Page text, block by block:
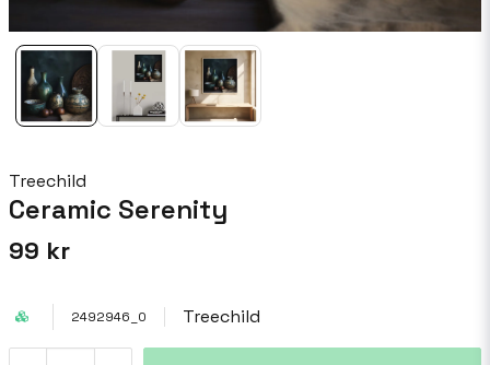
Treechild
Ceramic Serenity
99 kr
2492946_0 Treechild